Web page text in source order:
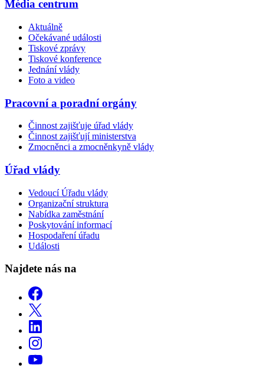
Média centrum
Aktuálně
Očekávané události
Tiskové zprávy
Tiskové konference
Jednání vlády
Foto a video
Pracovní a poradní orgány
Činnost zajišťuje úřad vlády
Činnost zajišťují ministerstva
Zmocněnci a zmocněnkyně vlády
Úřad vlády
Vedoucí Úřadu vlády
Organizační struktura
Nabídka zaměstnání
Poskytování informací
Hospodaření úřadu
Události
Najdete nás na